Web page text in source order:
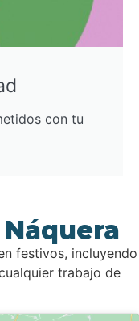
con tu
festivos, incluyendo
trabajo de